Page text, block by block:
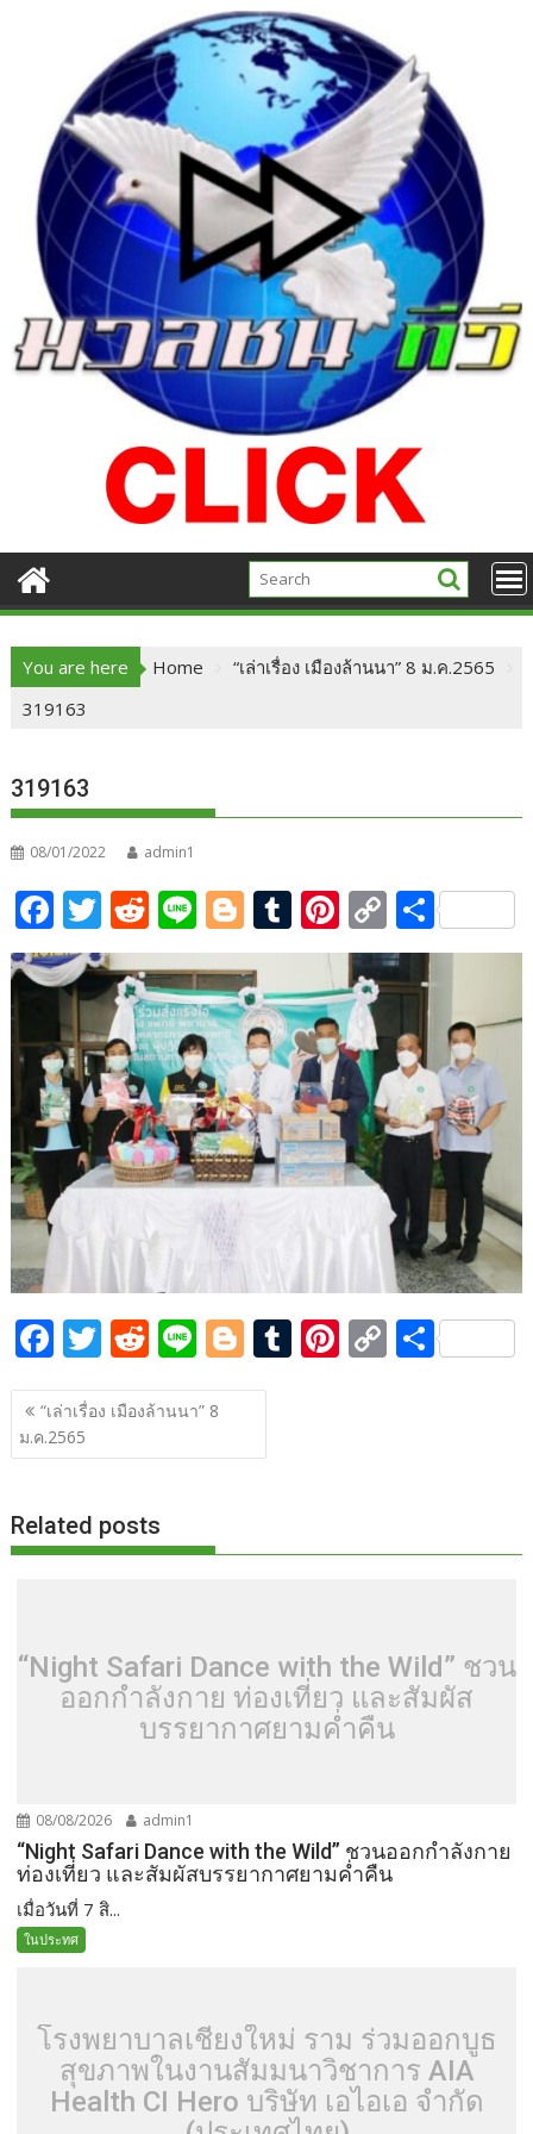
You are here Home
“เล่าเรื่อง เมืองล้านนา” 8 ม.ค.2565
319163
319163
08/01/2022 admin1
F
ac
e
b
o
o
k
T
w
itt
er
R
e
d
di
t
Li
n
e
Bl
o
g
g
er
T
u
m
bl
r
Pi
nt
er
e
st
C
o
p
y
Li
n
k
S
h
e
F
ac
e
b
o
k
T
w
itt
er
R
e
d
di
Li
n
e
Bl
o
g
T Pi C
k
S
แนะแนว
เรื่อง
“เล่าเรื่อง เมืองล้านนา” 8
ม.ค.2565
Related posts
“Night Safari Dance with the Wild” ชวน
ออกกำลังกาย ท่องเที่ยว และสัมผัส
บรรยากาศยามค่ำคืน
08/08/2026 admin1
“Night Safari Dance with the Wild” ชวนออกกำลังกาย
ท่องเที่ยว และสัมผัสบรรยากาศยามค่ำคืน
เมื่อวันที่ 7 สิ...
ในประทศ
โรงพยาบาลเชียงใหม่ ราม ร่วมออกบูธ
สุขภาพในงานสัมมนาวิชาการ AIA
Health CI Hero บริษัท เอไอเอ จำกัด